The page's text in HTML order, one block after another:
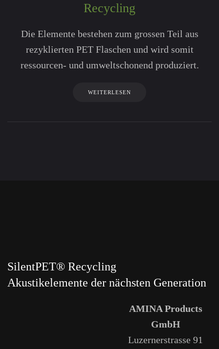
Recycling
Die Elemente bestehen zum gros­sen Teil aus
rezyklierten PET Fla­schen und wird somit
ressourcen- und umweltschonend produziert.
WEITERLESEN
SilentPET® Recycling
Akustikelemente der nächsten Generation
AMINA Products
GmbH
Luzernerstrasse 91